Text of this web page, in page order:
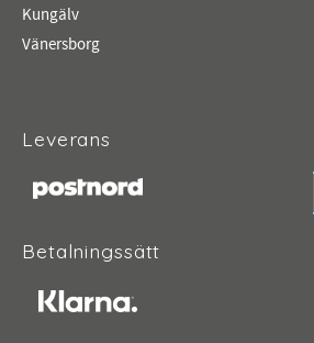
Kungälv
Vänersborg
Leverans
Betalningssätt